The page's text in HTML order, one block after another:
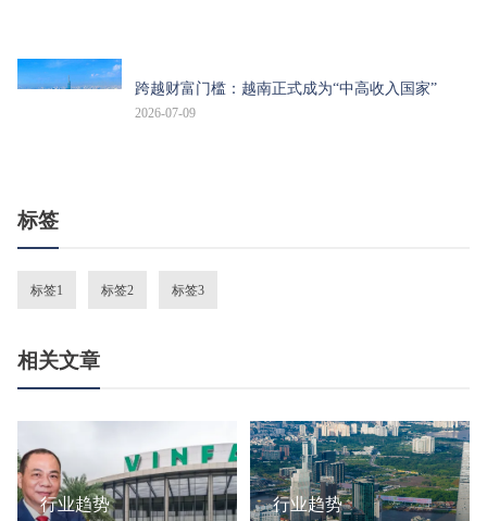
跨越财富门槛：越南正式成为“中高收入国家”
2026-07-09
标签
标签1 标签2 标签3
相关文章
行业趋势
行业趋势